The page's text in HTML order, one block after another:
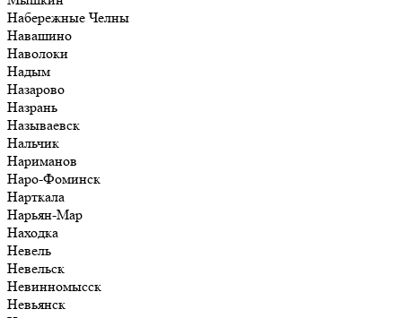
Набережные Челны
Навашино
Наволоки
Надым
Назарово
Назрань
Называевск
Нальчик
Нариманов
Наро-Фоминск
Нарткала
Нарьян-Мар
Находка
Невель
Невельск
Невинномысск
Невьянск